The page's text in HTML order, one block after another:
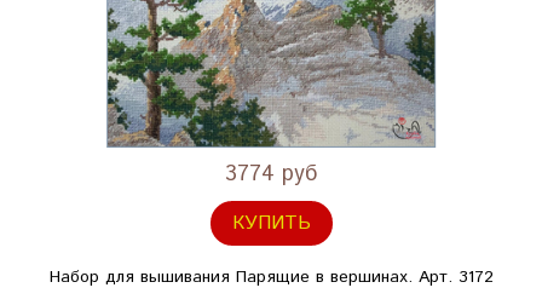
3774 руб
КУПИТЬ
Набор для вышивания Парящие в вершинах. Арт. 3172